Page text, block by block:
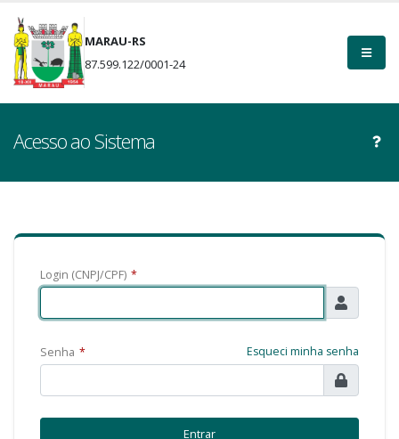
MARAU-RS
87.599.122/0001-24
Acesso ao Sistema
Login (CNPJ/CPF) *
Esqueci minha senha
Senha *